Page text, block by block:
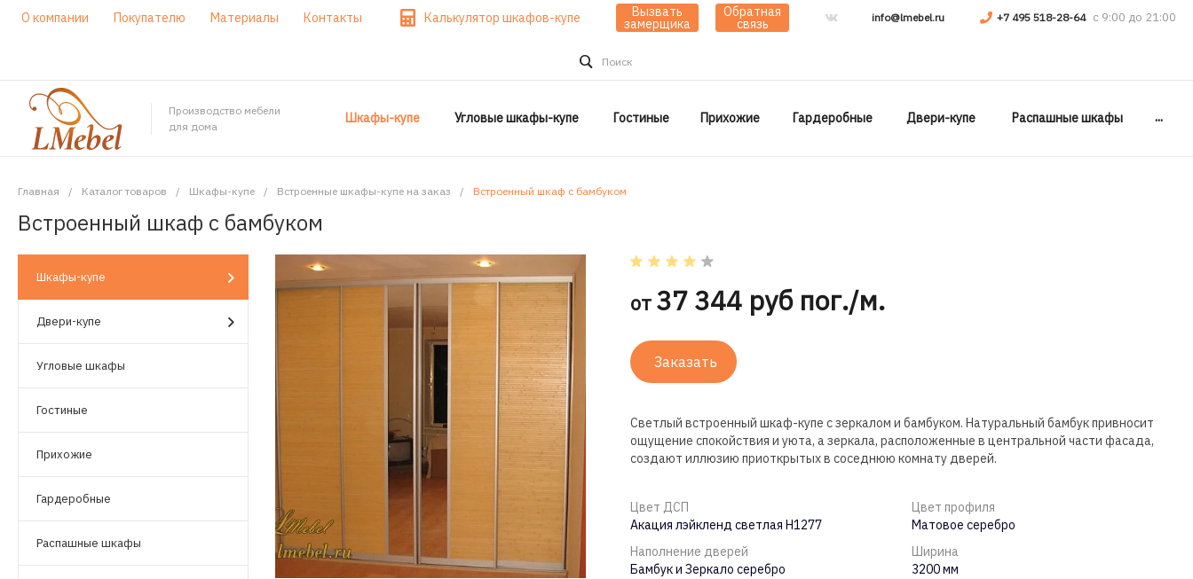
О компании Покупателю Материалы Контакты Калькулятор шкафов-купе Вызвать
замерщика
Обратная
связь info@lmebel.ru +7 495 518-28-64
Поиск
Производство мебели
для дома
Шкафы-купе Угловые шкафы-купе Гостиные Прихожие Гардеробные Двери-купе Распашные шкафы ...
Главная / Каталог товаров / Шкафы-купе / Встроенные шкафы-купе на заказ / Встроенный шкаф с бамбуком
Встроенный шкаф с бамбуком
Шкафы-купе
Двери-купе
Угловые шкафы
Гостиные
Прихожие
Гардеробные
Распашные шкафы
от 37 344 руб пог./м.
Заказать
Светлый встроенный шкаф-купе с зеркалом и бамбуком. Натуральный бамбук привносит
ощущение спокойствия и уюта, а зеркала, расположенные в центральной части фасада,
создают иллюзию приоткрытых в соседнюю комнату дверей.
Цвет ДСП
Акация лэйкленд светлая Н1277
Цвет профиля
Матовое серебро
Наполнение дверей
Бамбук и Зеркало серебро
Ширина
3200 мм